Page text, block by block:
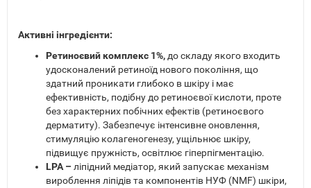
Активні інгредієнти:
Ретиноєвий комплекс 1%, до складу якого входить
удосконалений ретиноїд нового покоління, що
здатний проникати глибоко в шкіру і має
ефективність, подібну до ретиноєвої кислоти, проте
без характерних побічних ефектів (ретиноєвого
дерматиту). Забезпечує інтенсивне оновлення,
стимуляцію колагеногенезу, ущільнює шкіру,
підвищує пружність, освітлює гіперпігментацію.
LPA – ліпідний медіатор, який запускає механізм
вироблення ліпідів та компонентів НУФ (NMF) шкіри,